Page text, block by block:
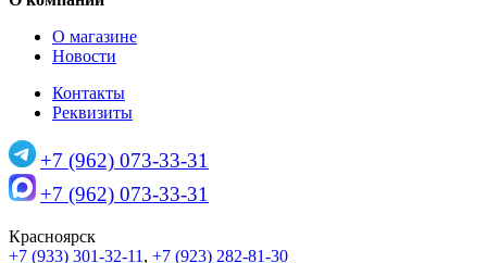
О магазине
Новости
Контакты
Реквизиты
+7 (962) 073-33-31
+7 (962) 073-33-31
Красноярск
+7 (933) 301-32-11 , +7 (923) 282-81-30